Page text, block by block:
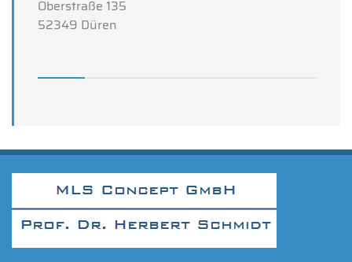
Oberstraße 135
52349 Düren